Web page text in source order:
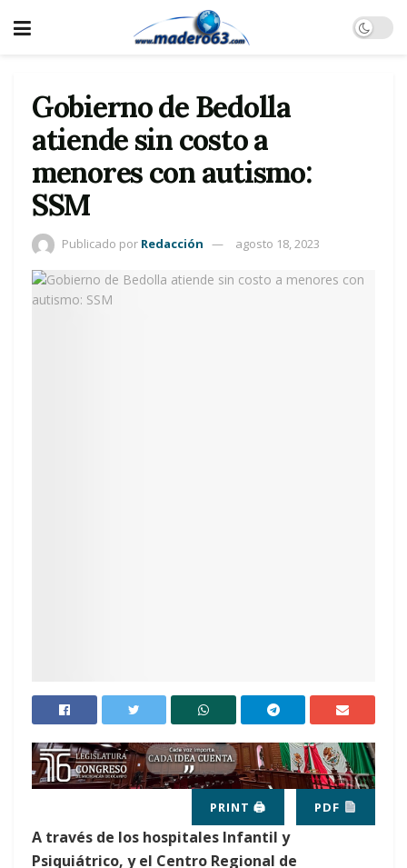
Gobierno de Bedolla
atiende sin costo a
menores con autismo:
SSM
Publicado por Redacción agosto 18, 2023
PRINT 🖨 PDF
A través de los hospitales Infantil y
Psiquiátrico, y el Centro Regional de